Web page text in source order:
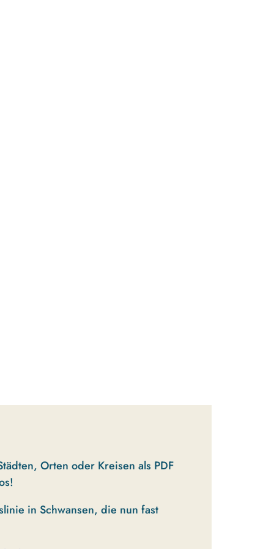
Orten oder Kreisen als PDF
in Schwansen, die nun fast